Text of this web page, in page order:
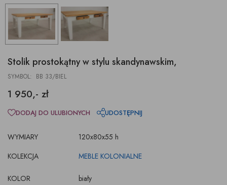
Stolik prostokątny w stylu skandynawskim,
SYMBOL: BB 33/BIEL
1 950,- zł
WYMIARY
120x80x55 h
KOLEKCJA
MEBLE KOLONIALNE
KOLOR
biały
DODAJ DO ULUBIONYCH UDOSTĘPNIJ